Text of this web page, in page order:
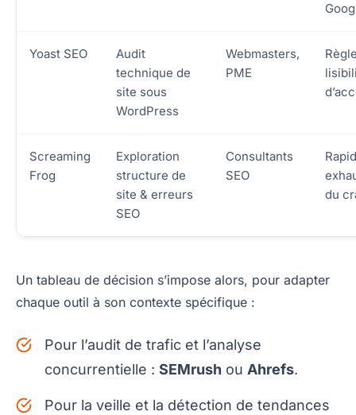
Yoast SEO
Audit
technique de
site sous
WordPress
Webmasters,
PME
Screaming
Frog
Exploration
structure de
site & erreurs
SEO
Consultants
SEO
du
Un tableau de décision s’impose alors, pour adapter
chaque outil à son contexte spécifique :
Pour l’audit de trafic et l’analyse
concurrentielle : SEMrush ou Ahrefs.
Pour la veille et la détection de tendances